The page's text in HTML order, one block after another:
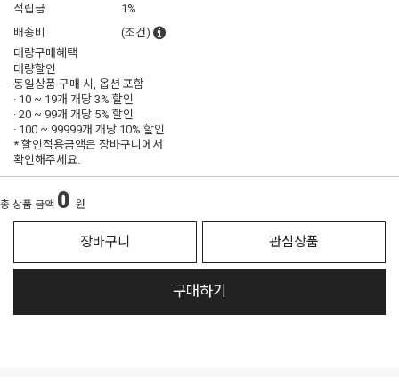
적립금
1%
배송비
(조건)
대량구매혜택
대량할인
동일상품 구매 시, 옵션 포함
· 10 ~ 19개 개당3% 할인
· 20 ~ 99개 개당 5% 할인
· 100 ~ 99999개 개당 10% 할인
* 할인적용금액은 장바구니에서
확인해주세요.
총 상품 금액 0 원
장바구니 관심상품
구매하기